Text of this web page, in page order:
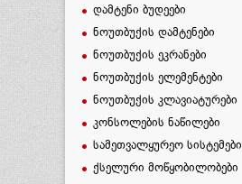
დამტენი ბუდეები
ნოუთბუქის დამტენები
ნოუთბუქის ეკრანები
ნოუთბუქის ელემენტები
ნოუთბუქის კლავიატურები
კონსოლების ნაწილები
სამეთვალყურეო სისტემები
ქსელური მოწყობილობები